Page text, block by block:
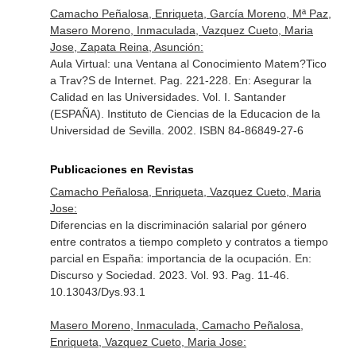
Camacho Peñalosa, Enriqueta, García Moreno, Mª Paz,
Masero Moreno, Inmaculada, Vazquez Cueto, Maria
Jose, Zapata Reina, Asunción:
Aula Virtual: una Ventana al Conocimiento Matem?Tico
a Trav?S de Internet. Pag. 221-228. En: Asegurar la
Calidad en las Universidades. Vol. I . Santander
(ESPAÑA). Instituto de Ciencias de la Educacion de la
Universidad de Sevilla. 2002. ISBN 84-86849-27-6
Publicaciones en Revistas
Camacho Peñalosa, Enriqueta, Vazquez Cueto, Maria
Jose:
Diferencias en la discriminación salarial por género
entre contratos a tiempo completo y contratos a tiempo
parcial en España: importancia de la ocupación. En:
Discurso y Sociedad . 2023. Vol. 93. Pag. 11-46.
10.13043/Dys.93.1
Masero Moreno, Inmaculada, Camacho Peñalosa,
Enriqueta, Vazquez Cueto, Maria Jose: